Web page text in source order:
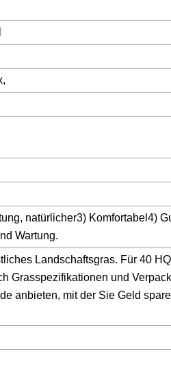
natürlicher3) Komfortabel4)
Wartung.
Landschaftsgras. Für 40
Grasspezifikationen und
anbieten, mit der Sie Geld